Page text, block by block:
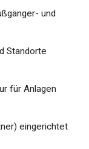
und
Standorte
für Anlagen
eingerichtet